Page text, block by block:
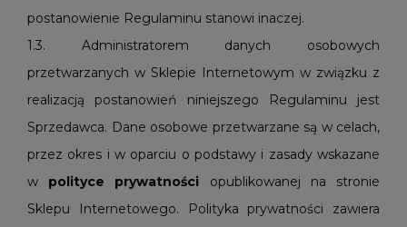
postanowienie Regulaminu stanowi inaczej.
1.3. Administratorem danych osobowych
przetwarzanych w Sklepie Internetowym w związku z
realizacją postanowień niniejszego Regulaminu jest
Sprzedawca. Dane osobowe przetwarzane są w celach,
przez okres i w oparciu o podstawy i zasady wskazane
w polityce prywatności opublikowanej na stronie
Sklepu Internetowego. Polityka prywatności zawiera